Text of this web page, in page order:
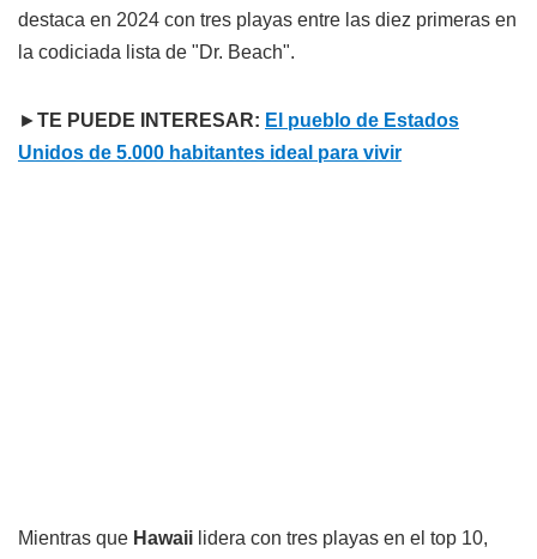
destaca en 2024 con tres playas entre las diez primeras en
la codiciada lista de "Dr. Beach".
►TE PUEDE INTERESAR: El pueblo de Estados
Unidos de 5.000 habitantes ideal para vivir
Mientras que Hawaii lidera con tres playas en el top 10,